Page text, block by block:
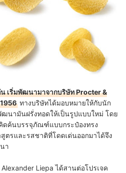
เริ่มพัฒนามาจากบริษัท Procter &
ทางบริษัทได้มอบหมายให้กับนัก
ฒนามันฝรั่งทอดให้เป็นรูปแบบใหม่ โดย
ดค้นบรรจุภัณฑ์แบบกระป๋องทรง
ตรและรสชาติที่โดดเด่นออกมาได้จึง
า
Liepa ได้สานต่อโปรเจค